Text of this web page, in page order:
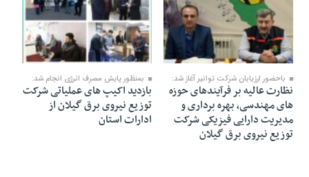
۳۰ بهمن ۱۴۰۳
باحضور ارزیابان شرکت توانیر آغاز شد:
نظارت عالیه بر فرآیندهای حوزه
های مهندسی، بهره برداری و
مدیریت دارایی فیزیکی شرکت
توزیع نیروی برق گیلان
۳۰ بهمن ۱۴۰۳
بمنظور پایش مصرف انرژی انجام شد:
بازدید اکیپ های عملیاتی شرکت
توزیع نیروی برق گیلان از
ادارات استان